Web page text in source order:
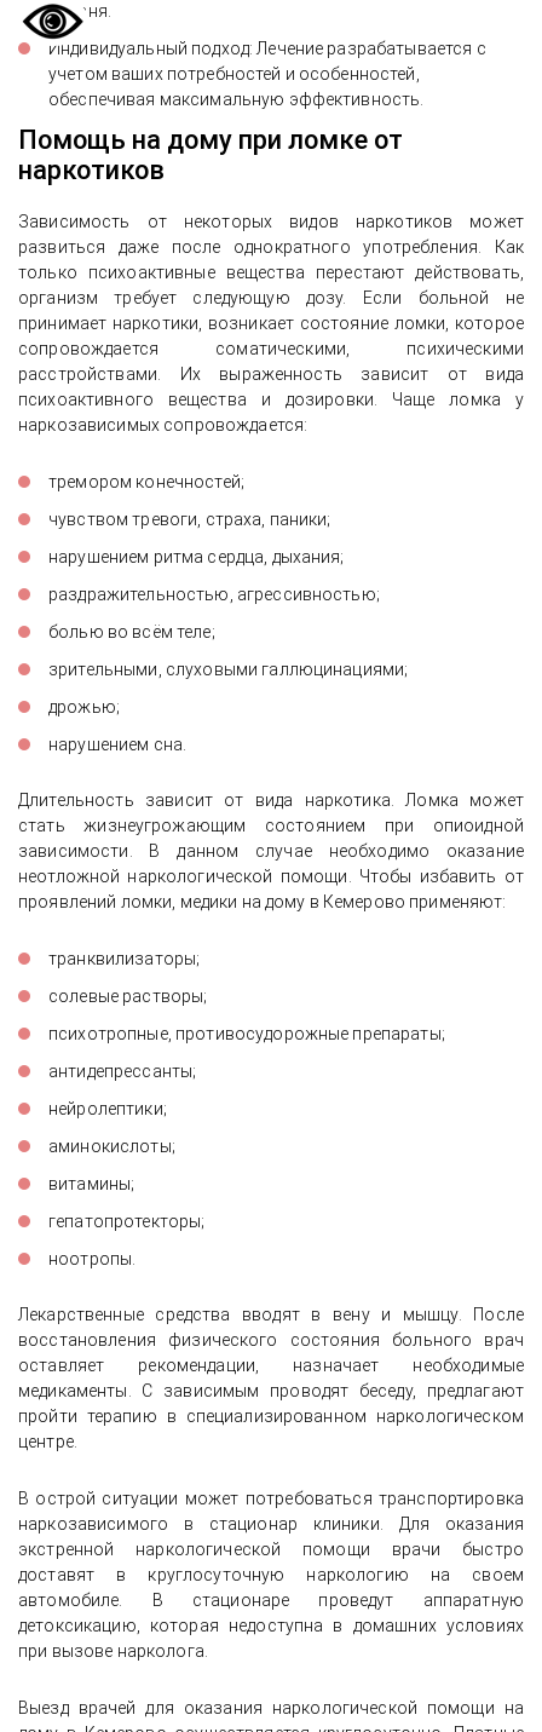
уровня.
Индивидуальный подход: Лечение разрабатывается с
учетом ваших потребностей и особенностей,
обеспечивая максимальную эффективность.
Помощь на дому при ломке от
наркотиков
Зависимость от некоторых видов наркотиков может
развиться даже после однократного употребления. Как
только психоактивные вещества перестают действовать,
организм требует следующую дозу. Если больной не
принимает наркотики, возникает состояние ломки, которое
сопровождается соматическими, психическими
расстройствами. Их выраженность зависит от вида
психоактивного вещества и дозировки. Чаще ломка у
наркозависимых сопровождается:
тремором конечностей;
чувством тревоги, страха, паники;
нарушением ритма сердца, дыхания;
раздражительностью, агрессивностью;
болью во всём теле;
зрительными, слуховыми галлюцинациями;
дрожью;
нарушением сна.
Длительность зависит от вида наркотика. Ломка может
стать жизнеугрожающим состоянием при опиоидной
зависимости. В данном случае необходимо оказание
неотложной наркологической помощи. Чтобы избавить от
проявлений ломки, медики на дому в Кемерово применяют:
транквилизаторы;
солевые растворы;
психотропные, противосудорожные препараты;
антидепрессанты;
нейролептики;
аминокислоты;
витамины;
гепатопротекторы;
ноотропы.
Лекарственные средства вводят в вену и мышцу. После
восстановления физического состояния больного врач
оставляет рекомендации, назначает необходимые
медикаменты. С зависимым проводят беседу, предлагают
пройти терапию в специализированном наркологическом
центре.
В острой ситуации может потребоваться транспортировка
наркозависимого в стационар клиники. Для оказания
экстренной наркологической помощи врачи быстро
доставят в круглосуточную наркологию на своем
автомобиле. В стационаре проведут аппаратную
детоксикацию, которая недоступна в домашних условиях
при вызове нарколога.
Выезд врачей для оказания наркологической помощи на